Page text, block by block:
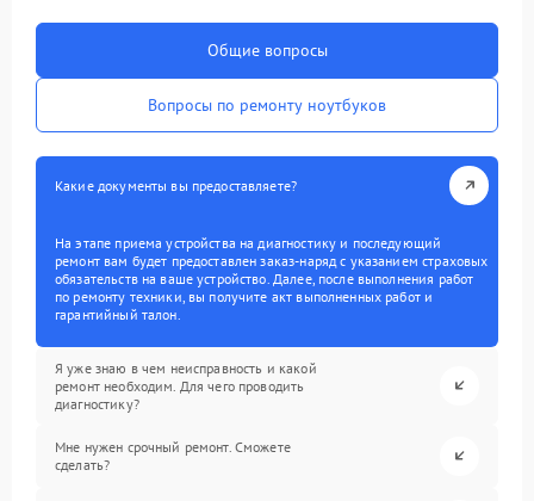
Общие вопросы
Вопросы по ремонту ноутбуков
Какие документы вы предоставляете?
На этапе приема устройства на диагностику и последующий
ремонт вам будет предоставлен заказ-наряд с указанием страховых
обязательств на ваше устройство. Далее, после выполнения работ
по ремонту техники, вы получите акт выполненных работ и
гарантийный талон.
Я уже знаю в чем неисправность и какой
ремонт необходим. Для чего проводить
диагностику?
Мне нужен срочный ремонт. Сможете
сделать?